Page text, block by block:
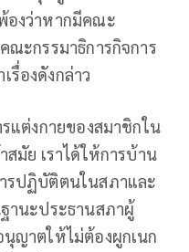
องว่าหากมีคณะ
ณะกรรมาธิการกิจการ
องดังกล่าว
แต่งกายของสมาชิกใน
มัย เราได้ให้การบ้าน
รปฏิบัติตนในสภาและ
านะประธานสภาผู้
ญาตให้ไม่ต้องผูกเนก